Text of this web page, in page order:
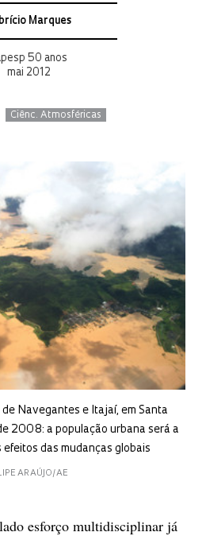
Marques
50 anos
mai 2012
Ciênc. Atmosféricas
Navegantes e Itajaí, em Santa
2008: a população urbana será a
efeitos das mudanças globais
ARAÚJO/AE
esforço multidisciplinar já